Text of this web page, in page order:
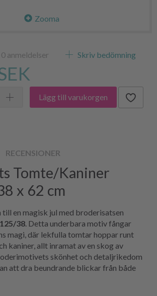
Zooma
0 anmeldelser Skriv bedömning
Lägg till varukorgen
RECENSIONER
Tomte/Kaniner
x 62 cm
en magisk jul med broderisatsen
38 . Detta underbara motiv fångar
magi, där lekfulla tomtar hoppar runt
kaniner, allt inramat av en skog av
skönhet och detaljrikedom
att dra beundrande blickar från både